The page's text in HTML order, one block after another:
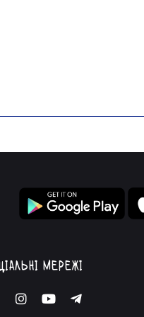
мережі